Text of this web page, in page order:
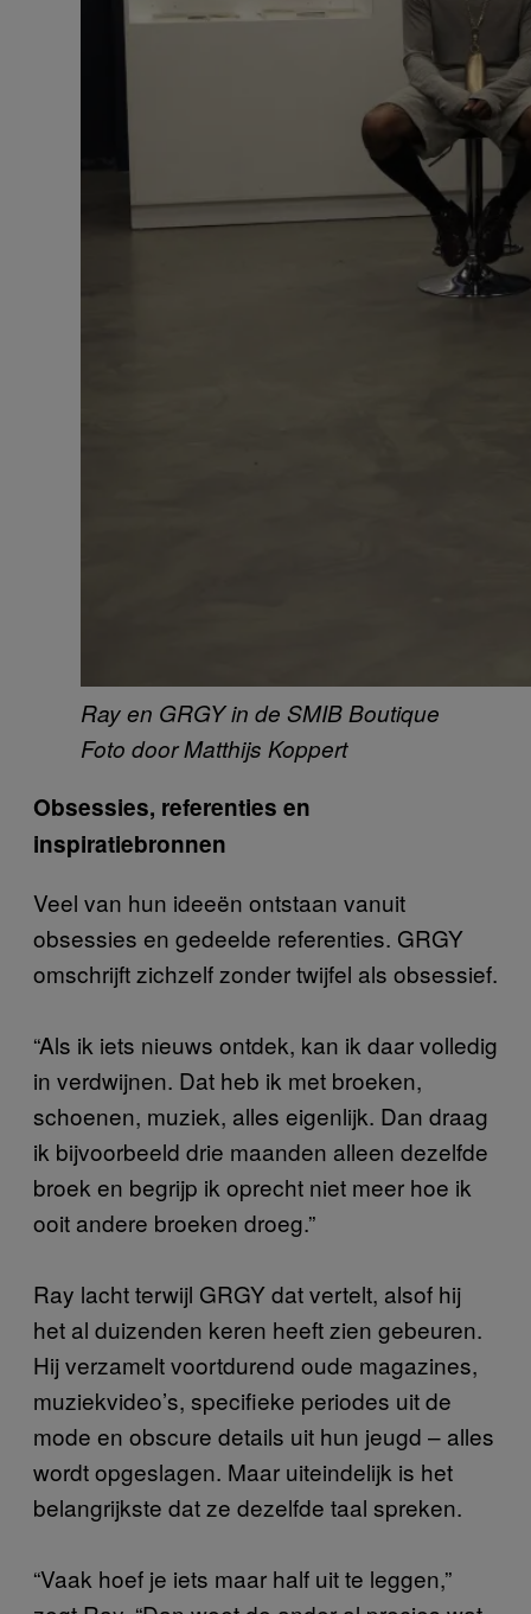
Ray en GRGY in de SMIB Boutique
Foto door Matthijs Koppert
Obsessies, referenties en
inspiratiebronnen
Veel van hun ideeën ontstaan vanuit
obsessies en gedeelde referenties. GRGY
omschrijft zichzelf zonder twijfel als obsessief.
“Als ik iets nieuws ontdek, kan ik daar volledig
in verdwijnen. Dat heb ik met broeken,
schoenen, muziek, alles eigenlijk. Dan draag
ik bijvoorbeeld drie maanden alleen dezelfde
broek en begrijp ik oprecht niet meer hoe ik
ooit andere broeken droeg.”
Ray lacht terwijl GRGY dat vertelt, alsof hij
het al duizenden keren heeft zien gebeuren.
Hij verzamelt voortdurend oude magazines,
muziekvideo’s, specifieke periodes uit de
mode en obscure details uit hun jeugd – alles
wordt opgeslagen. Maar uiteindelijk is het
belangrijkste dat ze dezelfde taal spreken.
“Vaak hoef je iets maar half uit te leggen,”